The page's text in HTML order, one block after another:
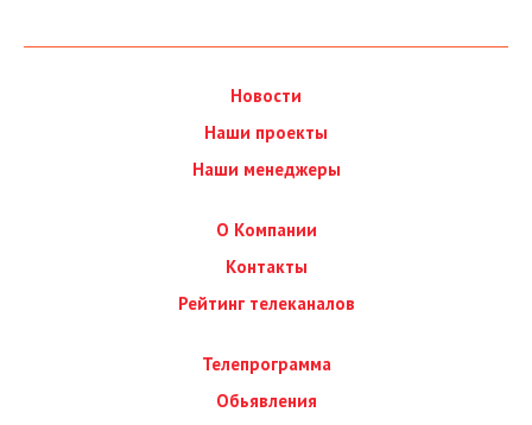
Новости
Наши проекты
Наши менеджеры
О Компании
Контакты
Рейтинг телеканалов
Телепрограмма
Обьявления